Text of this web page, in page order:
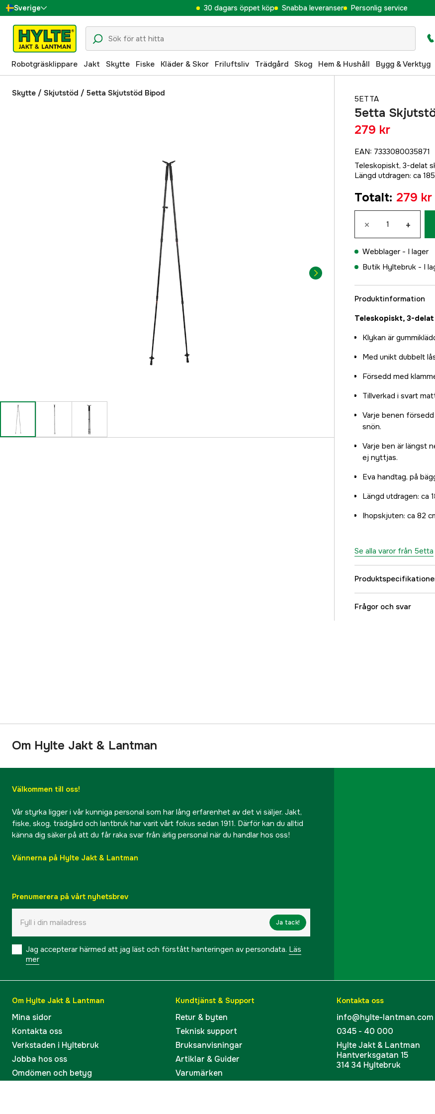
Sverige
Danmark
Suomi
Norge
Deutschland
30 dagars öppet köp Snabba leveranser Personlig service
Robotgräsklippare Jakt Skytte Fiske Kläder & Skor Friluftsliv Trädgård Skog Hem & Hushåll Bygg & Verktyg
Skytte / Skjutstöd / 5etta Skjutstöd Bipod
5ETTA
5etta
279 kr
EAN: 7333080035871
Teleskopiskt, 3-delat
Längd utdragen: ca
Totalt: 279 kr
× +
Webblager - I lager
Butik Hyltebruk - I
Produktinformation
Teleskopiskt, 3-
Klykan är
Med unikt dubbelt
Försedd med
Tillverkad i svart
Varje benen
snön.
Varje ben är längst
ej nyttjas.
Eva handtag, på
Längd utdragen: ca
Ihopskjuten: ca 82
Se alla varor från 5etta
Referensnummer
Frågor och svar
Om Hylte Jakt & Lantman
Välkommen till oss!
Vår styrka ligger i vår kunniga personal som har lång erfarenhet av det vi säljer. Jakt,
fiske, skog, trädgård och lantbruk har varit vårt fokus sedan 1911. Därför kan du alltid
känna dig säker på att du får raka svar från ärlig personal när du handlar hos oss!
Vännerna på Hylte Jakt & Lantman
Prenumerera på vårt nyhetsbrev
Ja tack!
Jag accepterar härmed att jag läst och förstått hanteringen av persondata. Läs
mer
Om Hylte Jakt & Lantman
Mina sidor
Kontakta oss
Verkstaden i Hyltebruk
Jobba hos oss
Omdömen och betyg
Kundtjänst & Support
Retur & byten
Teknisk support
Bruksanvisningar
Artiklar & Guider
Varumärken
Kontakta oss
info@hylte-lantman.com
0345 - 40 000
Hylte Jakt & Lantman
Hantverksgatan 15
314 34 Hyltebruk